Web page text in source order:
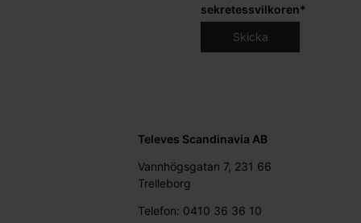
sekretessvilkoren*
Televes Scandinavia AB
Vannhögsgatan 7, 231 66
Trelleborg
Telefon: 0410 36 36 10